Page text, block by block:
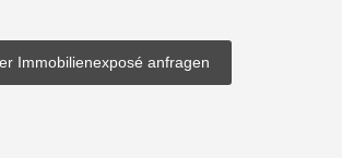
Immobilienexposé anfragen